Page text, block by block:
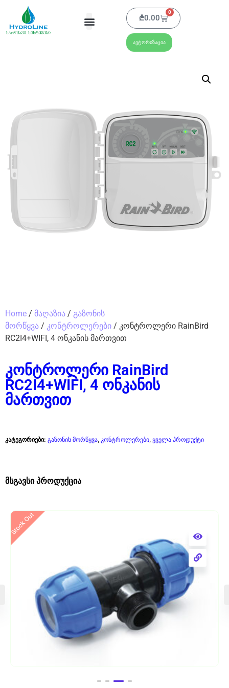
₾0.00
0
ავტორიზაცია
Home / მაღაზია / გაზონის
მორწყვა / კონტროლერები / კონტროლერი RainBird
RC2I4+WIFI, 4 ონკანის მართვით
კონტროლერი RainBird
RC2I4+WIFI, 4 ონკანის
მართვით
კატეგორიები: გაზონის მორწყვა, კონტროლერები, ყველა პროდუქტი
მსგავსი პროდუქცია
Stock Out